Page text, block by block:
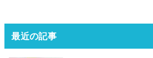
最近の記事